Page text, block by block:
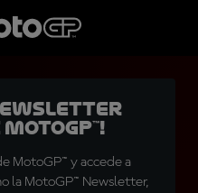
MotoGP™ y accede a
la MotoGP™ Newsletter,